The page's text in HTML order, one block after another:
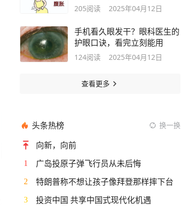
205阅读 2025年04月12日
手机看久眼发干？眼科医生的
护眼口诀，看完立刻能用
124阅读 2025年04月12日
查看更多
头条热榜 换一换
向新，向前
1 广岛投原子弹飞行员从未后悔
2 特朗普称不想让孩子像拜登那样摔下台
3 投资中国 共享中国式现代化机遇